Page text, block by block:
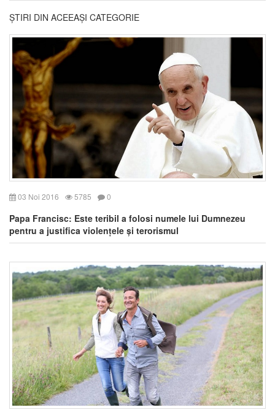
ȘTIRI DIN ACEEAȘI CATEGORIE
03 Noi 2016 5785 0
Papa Francisc: Este teribil a folosi numele lui Dumnezeu
pentru a justifica violențele și terorismul